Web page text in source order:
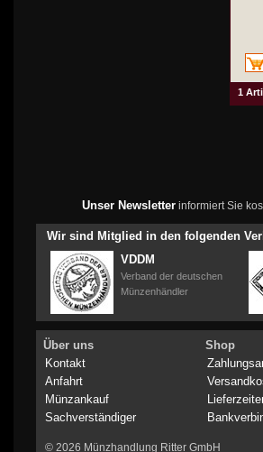
1
Unser Newsletterinformiert Sie
Wir sind Mitglied in den folgenden
VDDM
Verband der deutschen
Münzenhändler
Über uns
Kontakt
Anfahrt
Münzankauf
Sachverständiger
Shop
© 2026 Münzhandlung Ritter GmbH